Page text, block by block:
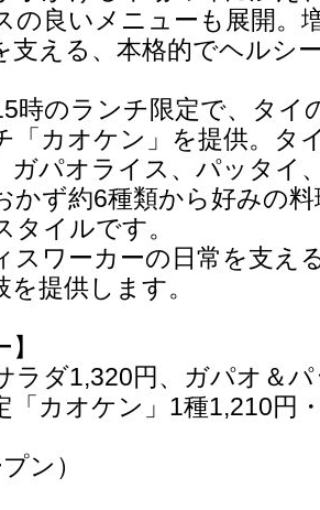
の良いメニューも展開。
支える、本格的でヘルシ
時のランチ限定で、タイ
「カオケン」を提供。タ
ガパオライス、パッタイ
かず約6種類から好みの
タイルです。
スワーカーの日常を支え
提供します。
ラダ1,320円、ガパオ＆
「カオケン」1種1,210円
ン）